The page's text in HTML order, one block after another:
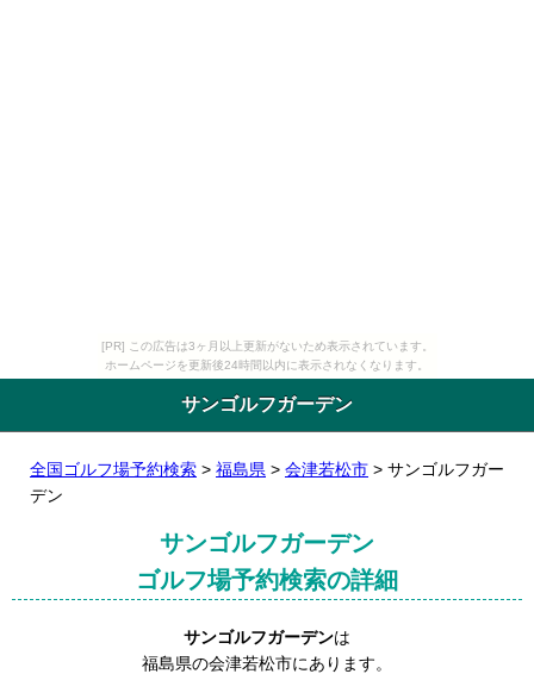
[PR] この広告は3ヶ月以上更新がないため表示されています。
ホームページを更新後24時間以内に表示されなくなります。
サンゴルフガーデン
全国ゴルフ場予約検索 > 福島県 > 会津若松市 > サンゴルフガー
デン
サンゴルフガーデン
ゴルフ場予約検索の詳細
サンゴルフガーデンは
福島県の会津若松市にあります。